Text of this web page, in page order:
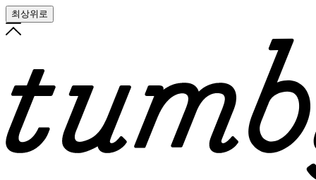
최상위로